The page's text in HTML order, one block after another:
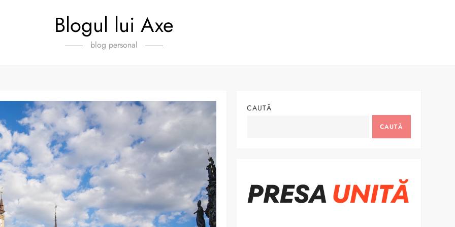
Blogul lui Axe
blog personal
CAUTĂ
CAUTĂ